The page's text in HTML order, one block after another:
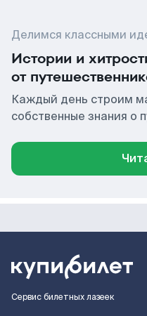
Делимся классными
Истории и
от
Каждый день строим
собственные знания о
Сервис билетных лазеек